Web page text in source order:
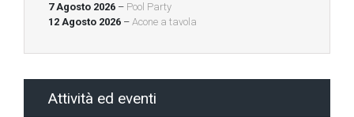
7 Agosto 2026 – Pool Party
12 Agosto 2026 – Acone a tavola
Attività ed eventi